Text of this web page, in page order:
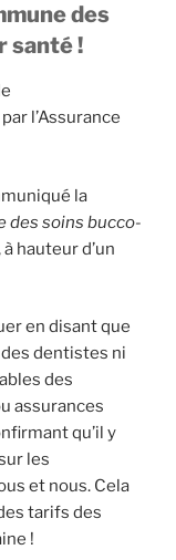
des
santé !
l’Assurance
la
des soins bucco-
, à hauteur d’un
en disant que
dentistes ni
des
assurances
qu’il y
les
et nous. Cela
tarifs des
!